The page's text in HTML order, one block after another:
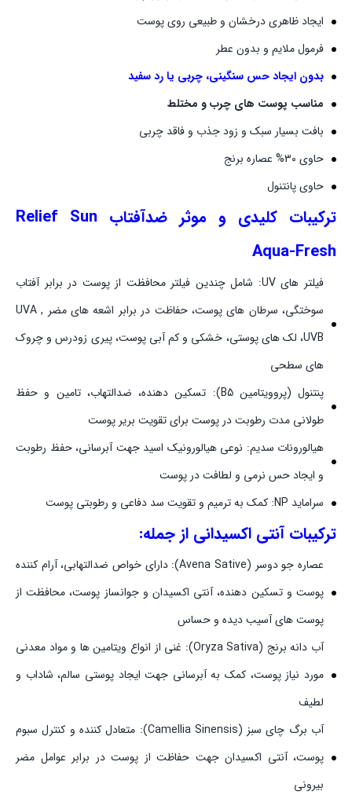
ایجاد ظاهری درخشان و طبیعی روی پوست
فرمول ملایم و بدون عطر
بدون ایجاد حس سنگینی، چربی یا رد سفید
مناسب پوست های چرب و مختلط
بافت بسیار سبک و زود جذب و فاقد چربی
حاوی ۳۰% عصاره برنج
حاوی پانتنول
ترکیبات کلیدی و موثر ضدآفتاب Relief Sun
Aqua-Fresh
فیلتر های UV: شامل چندین فیلتر محافظت از پوست در برابر آفتاب
سوختگی، سرطان های پوست، حفاظت در برابر اشعه های مضر UVA ,
UVB، لک های پوستی، خشکی و کم آبی پوست، پیری زودرس و چروک
های سطحی
پنتنول (پروویتامین B5): تسکین دهنده، ضدالتهاب، تامین و حفظ
طولانی مدت رطوبت در پوست برای تقویت بریر پوست
هیالورونات سدیم: نوعی هیالورونیک اسید جهت آبرسانی، حفظ رطوبت
و ایجاد حس نرمی و لطافت در پوست
سراماید NP: کمک به ترمیم و تقویت سد دفاعی و رطوبتی پوست
ترکیبات آنتی اکسیدانی از جمله:
عصاره جو دوسر (Avena Sative): دارای خواص ضدالتهابی، آرام کننده
پوست و تسکین دهنده، آنتی اکسیدان و جوانساز پوست، محافظت از
پوست های آسیب دیده و حساس
آب دانه برنج (Oryza Sativa): غنی از انواع ویتامین ها و مواد معدنی
مورد نیاز پوست، کمک به آبرسانی جهت ایجاد پوستی سالم، شاداب و
لطیف
آب برگ چای سبز (Camellia Sinensis): متعادل کننده و کنترل سبوم
پوست، آنتی اکسیدان جهت حفاظت از پوست در برابر عوامل مضر
بیرونی